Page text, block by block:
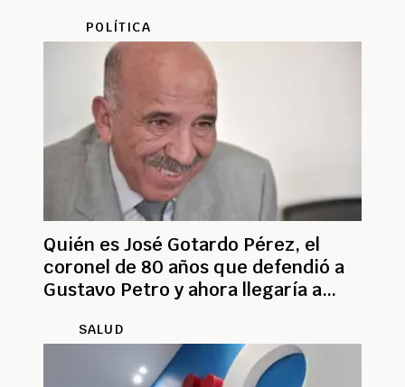
POLÍTICA
Quién es José Gotardo Pérez, el
coronel de 80 años que defendió a
Gustavo Petro y ahora llegaría a
SALUD